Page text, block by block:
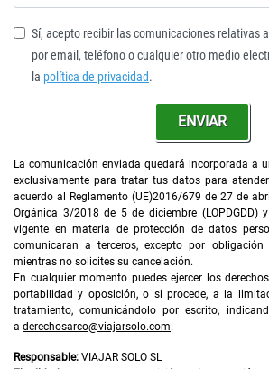
Sí, acepto recibir las comunicaciones relativas
por email, teléfono o cualquier otro medio
la política de privacidad.
ENVIAR
La comunicación enviada quedará incorporada a
exclusivamente para tratar tus datos para
acuerdo al Reglamento (UE)2016/679 de 27 de
Orgánica 3/2018 de 5 de diciembre (LOPDGDD)
vigente en materia de protección de datos
comunicaran a terceros, excepto por
mientras no solicites su cancelación.
En cualquier momento puedes ejercer los
portabilidad y oposición, o si procede, a la
tratamiento, comunicándolo por escrito,
a derechosarco@viajarsolo.com.
Responsable: VIAJAR SOLO SL